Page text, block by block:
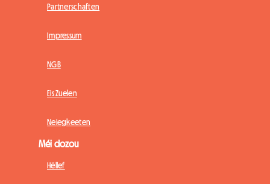
Partnerschaften
Impressum
NGB
Eis Zuelen
Neiegkeeten
Méi dozou
Hëllef